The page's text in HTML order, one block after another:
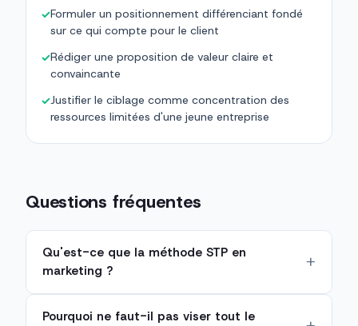
✓Formuler un positionnement différenciant fondé
sur ce qui compte pour le client
✓Rédiger une proposition de valeur claire et
convaincante
✓Justifier le ciblage comme concentration des
ressources limitées d'une jeune entreprise
Questions fréquentes
Qu'est-ce que la méthode STP en
marketing ?
Pourquoi ne faut-il pas viser tout le